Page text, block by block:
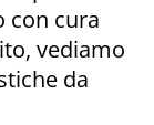
con cura
vediamo
da